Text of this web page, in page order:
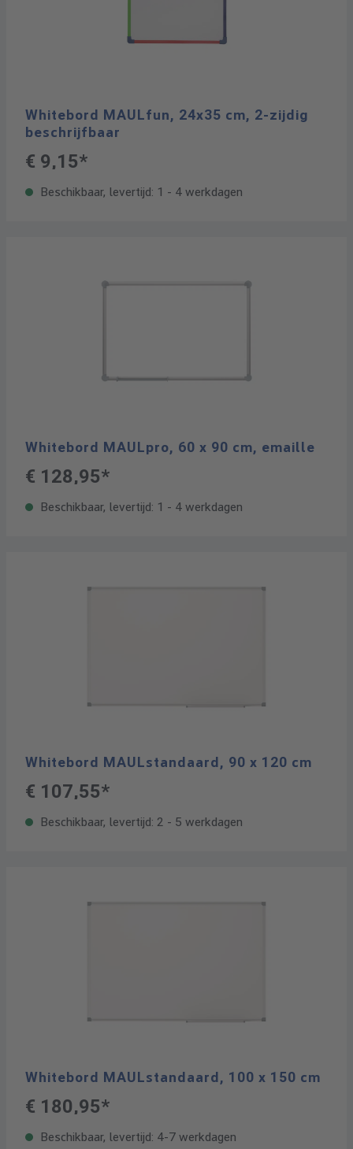
Whitebord MAULfun, 24x35 cm, 2-zijdig
beschrijfbaar
€ 9,15*
Beschikbaar, levertijd: 1 - 4 werkdagen
Whitebord MAULpro, 60 x 90 cm, emaille
€ 128,95*
Beschikbaar, levertijd: 1 - 4 werkdagen
Whitebord MAULstandaard, 90 x 120 cm
€ 107,55*
Beschikbaar, levertijd: 2 - 5 werkdagen
Whitebord MAULstandaard, 100 x 150 cm
€ 180,95*
Beschikbaar, levertijd: 4-7 werkdagen